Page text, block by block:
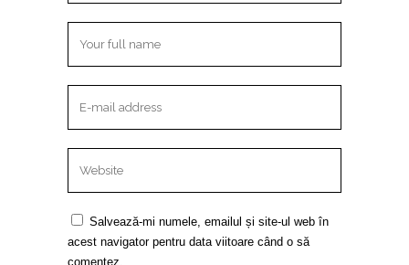
Salvează-mi numele, emailul și site-ul web în
acest navigator pentru data viitoare când o să
comentez.